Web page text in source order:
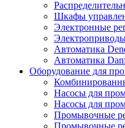
Шкафы
Электронные
Автоматика
Автоматика
Оборудование для
Насосы для
Насосы для
Промывочные
Промывочные